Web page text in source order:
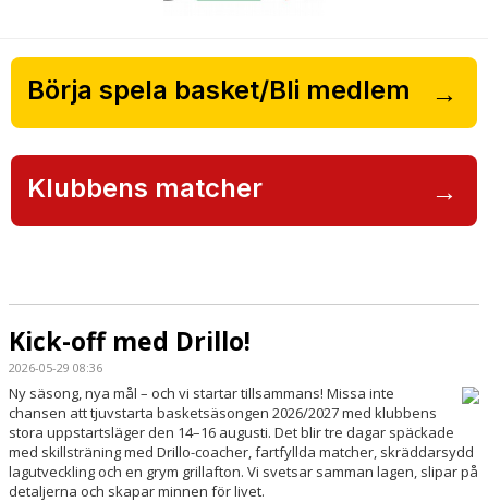
OM KLUBBEN
SEKRETARIAT/STATISTIK
Börja spela basket/Bli medlem →
Klubbens matcher →
Kick-off med Drillo!
2026-05-29 08:36
Ny säsong, nya mål – och vi startar tillsammans! Missa inte
chansen att tjuvstarta basketsäsongen 2026/2027 med klubbens
stora uppstartsläger den 14–16 augusti. Det blir tre dagar späckade
med skillsträning med Drillo-coacher, fartfyllda matcher, skräddarsydd
lagutveckling och en grym grillafton. Vi svetsar samman lagen, slipar på
detaljerna och skapar minnen för livet.